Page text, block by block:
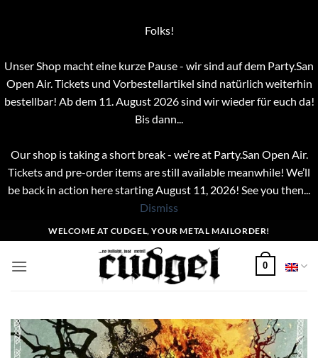
Folks!
Unser Shop macht eine kurze Pause - wir sind auf dem Party.San
Open Air. Tickets und Vorbestellartikel sind natürlich weiterhin
bestellbar! Ab dem 11. August 2026 sind wir wieder für euch da!
Bis dann...
Our shop is taking a short break - we’re at Party.San Open Air.
Tickets and pre-order items are still available meanwhile! We’ll
be back in action here starting August 11, 2026! See you then...
Dismiss
to
content
WELCOME AT CUDGEL, YOUR METAL MAILORDER!
0